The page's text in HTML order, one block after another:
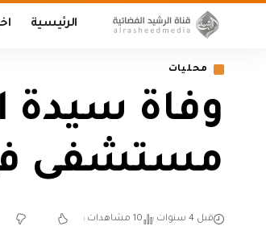
الرئيسية
محليات
وفاة سيدة
مستشفى
قبل 4 سنوات 10 مشاهدات